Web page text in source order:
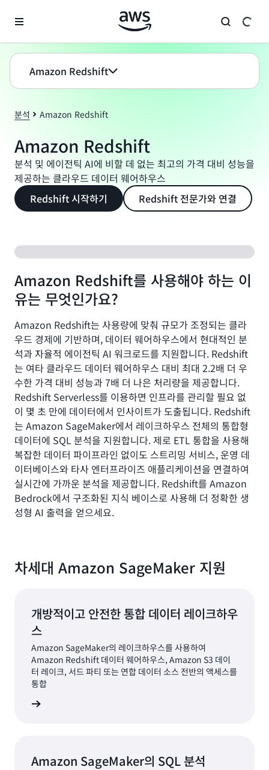
Amazon Redshift
분석 Amazon Redshift
Amazon Redshift
분석 및 에이전틱 AI에 비할 데 없는 최고의 가격 대비 성능을
제공하는 클라우드 데이터 웨어하우스
Redshift 시작하기
Redshift 전문가와 연결
Amazon Redshift를 사용해야 하는 이
유는 무엇인가요?
Amazon Redshift는 사용량에 맞춰 규모가 조정되는 클라
우드 경제에 기반하며, 데이터 웨어하우스에서 현대적인 분
석과 자율적 에이전틱 AI 워크로드를 지원합니다. Redshift
는 여타 클라우드 데이터 웨어하우스 대비 최대 2.2배 더 우
수한 가격 대비 성능과 7배 더 나은 처리량을 제공합니다.
Redshift Serverless를 이용하면 인프라를 관리할 필요 없
이 몇 초 만에 데이터에서 인사이트가 도출됩니다. Redshift
는 Amazon SageMaker에서 레이크하우스 전체의 통합형
데이터에 SQL 분석을 지원합니다. 제로 ETL 통합을 사용해
복잡한 데이터 파이프라인 없이도 스트리밍 서비스, 운영 데
이터베이스와 타사 엔터프라이즈 애플리케이션을 연결하여
실시간에 가까운 분석을 제공합니다. Redshift를 Amazon
Bedrock에서 구조화된 지식 베이스로 사용해 더 정확한 생
성형 AI 출력을 얻으세요.
차세대 Amazon SageMaker 지원
개방적이고 안전한 통합 데이터 레이크하우
스
Amazon SageMaker의 레이크하우스를 사용하여
Amazon Redshift 데이터 웨어하우스, Amazon S3 데이
터 레이크, 서드 파티 또는 연합 데이터 소스 전반의 액세스를
통합
Amazon SageMaker의 SQL 분석